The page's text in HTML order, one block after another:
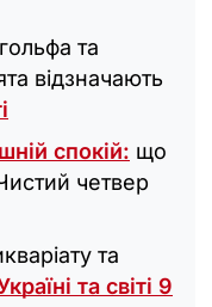
та
відзначають
спокій: що
четвер
та
та світі 9